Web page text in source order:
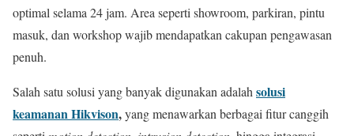
optimal selama 24 jam. Area seperti showroom, parkiran, pintu
masuk, dan workshop wajib mendapatkan cakupan pengawasan
penuh.
Salah satu solusi yang banyak digunakan adalahsolusi
keamanan Hikvison,yang menawarkan berbagai fitur canggih